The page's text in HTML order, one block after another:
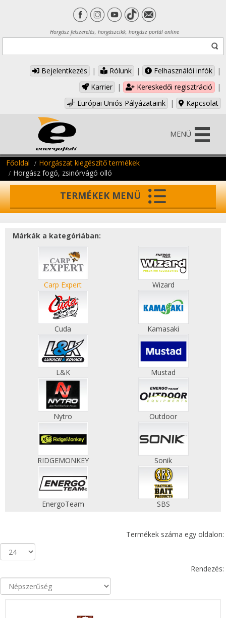
Horgász felszerelés, horgászcikk, horgász portál online
Bejelentkezés | Rólunk | Felhasználói infók
|
Karrier
| Kereskedői regisztráció
|
Európai Uniós Pályázataink
| Kapcsolat
MENÜ
Főoldal
Horgászat kiegészítő termékek
Horgász fogó, zsinórvágó olló
TERMÉKEK MENÜ
Márkák a kategóriában:
Carp Expert Wizard
Cuda Kamasaki
L&K Mustad
Nytro Outdoor
RIDGEMONKEY Sonik
EnergoTeam SBS
Termékek száma egy oldalon:
Rendezés: